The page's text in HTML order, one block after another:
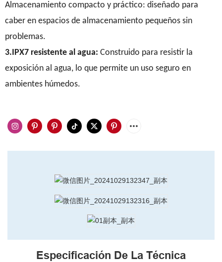
Almacenamiento compacto y práctico: diseñado para
caber en espacios de almacenamiento pequeños sin
problemas.
3.IPX7 resistente al agua: Construido para resistir la
exposición al agua, lo que permite un uso seguro en
ambientes húmedos.
Especificación De La Técnica